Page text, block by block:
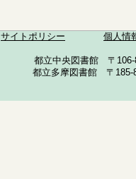
サイトポリシー 個人情
都立中央図書館 〒
都立多摩図書館 〒185-